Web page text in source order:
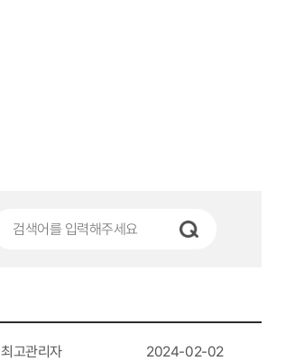
최고관리자 2024-02-02